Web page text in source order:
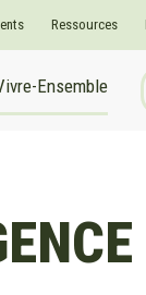
Ressources
Ensemble